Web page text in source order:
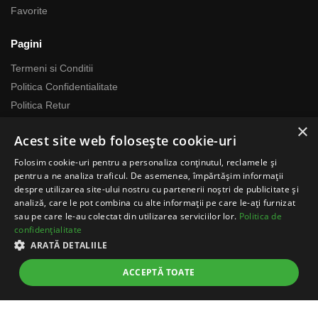
Favorite
Pagini
Termeni si Conditii
Politica Confidentialitate
Politica Retur
Politica Call Center
ANPC
ANPC Litigii
Echipa RomaniaMag este la dispozitia ta
Program relatii cu clientii
Luni-Vineri 07:00 – 17:00
×
Acest site web folosește cookie-uri
Folosim cookie-uri pentru a personaliza conținutul, reclamele și
pentru a ne analiza traficul. De asemenea, împărtășim informații
despre utilizarea site-ului nostru cu partenerii noștri de publicitate și
analiză, care le pot combina cu alte informații pe care le-ați furnizat
sau pe care le-au colectat din utilizarea serviciilor lor. Politica de
confidențialitate
ARATĂ DETALIILE
ACCEPTĂ TOATE